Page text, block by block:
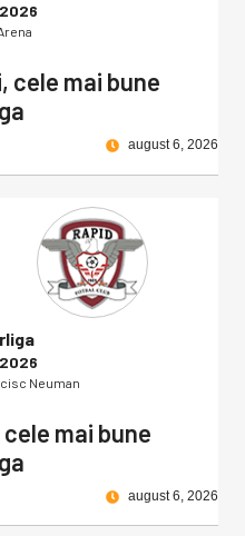
cele mai bune
august 6, 2026
Neuman
cele mai bune
august 6, 2026